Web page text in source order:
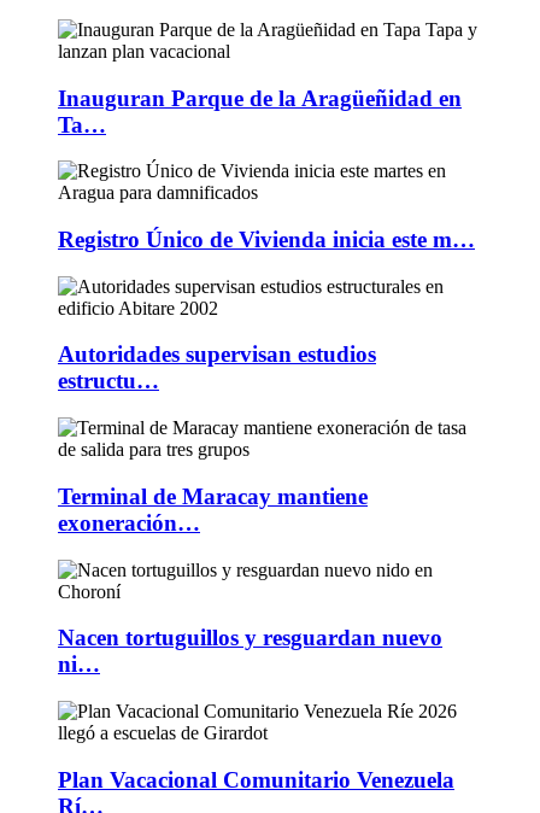
Inauguran Parque de la Aragüeñidad en
Ta…
Registro Único de Vivienda inicia este m…
Autoridades supervisan estudios
estructu…
Terminal de Maracay mantiene
exoneración…
Nacen tortuguillos y resguardan nuevo
ni…
Plan Vacacional Comunitario Venezuela
Rí…